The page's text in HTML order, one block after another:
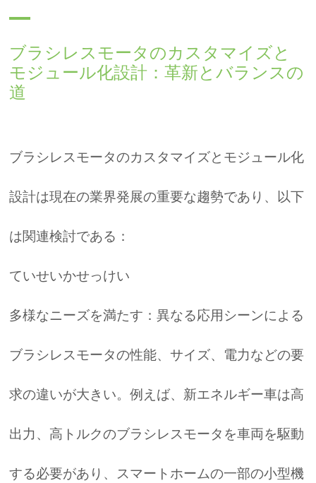
ブラシレスモータのカスタマイズと
モジュール化設計：革新とバランスの
道
ブラシレスモータのカスタマイズとモジュール化
設計は現在の業界発展の重要な趨勢であり、以下
は関連検討である：
ていせいかせっけい
多様なニーズを満たす：異なる応用シーンによる
ブラシレスモータの性能、サイズ、電力などの要
求の違いが大きい。例えば、新エネルギー車は高
出力、高トルクのブラシレスモータを車両を駆動
する必要があり、スマートホームの一部の小型機